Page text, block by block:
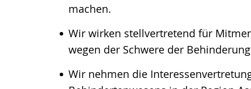
machen.
Wir wirken stellvertretend für
wegen der Schwere der
Wir nehmen die